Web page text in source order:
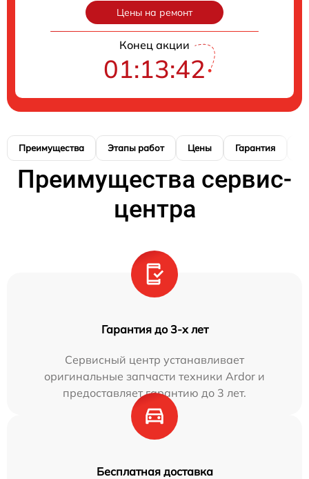
Цены на ремонт
Конец акции
01:13:41
Преимущества Этапы работ Цены Гарантия
Преимущества сервис-
центра
Гарантия до 3-х лет
Сервисный центр устанавливает
оригинальные запчасти техники Ardor и
предоставляет гарантию до 3 лет.
Бесплатная доставка